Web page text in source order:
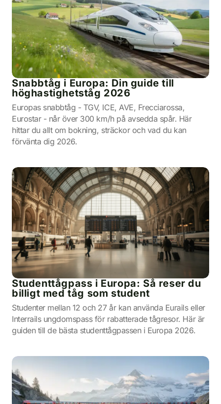
Snabbtåg i Europa: Din guide till
höghastighetståg 2026
Europas snabbtåg - TGV, ICE, AVE, Frecciarossa,
Eurostar - når över 300 km/h på avsedda spår. Här
hittar du allt om bokning, sträckor och vad du kan
förvänta dig 2026.
Studenttågpass i Europa: Så reser du
billigt med tåg som student
Studenter mellan 12 och 27 år kan använda Eurails eller
Interrails ungdomspass för rabatterade tågresor. Här är
guiden till de bästa studenttågpassen i Europa 2026.